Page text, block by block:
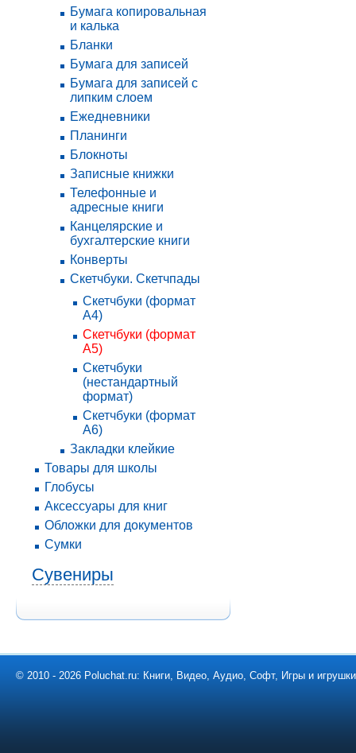
Бумага копировальная
и калька
Бланки
Бумага для записей
Бумага для записей с
липким слоем
Ежедневники
Планинги
Блокноты
Записные книжки
Телефонные и
адресные книги
Канцелярские и
бухгалтерские книги
Конверты
Скетчбуки. Скетчпады
Скетчбуки (формат
А4)
Скетчбуки (формат
А5)
Скетчбуки
(нестандартный
формат)
Скетчбуки (формат
А6)
Закладки клейкие
Товары для школы
Глобусы
Аксессуары для книг
Обложки для документов
Сумки
Сувениры
© 2010 - 2026 Poluchat.ru: Книги, Видео, Аудио, Софт, Игры и